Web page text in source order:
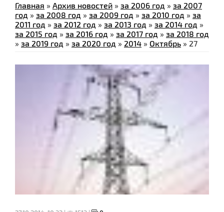
Главная » Архив новостей » за 2006 год » за 2007
год » за 2008 год » за 2009 год » за 2010 год » за
2011 год » за 2012 год » за 2013 год » за 2014 год »
за 2015 год » за 2016 год » за 2017 год » за 2018 год
» за 2019 год » за 2020 год » 2014 » Октябрь » 27